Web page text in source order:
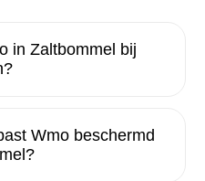
in Zaltbommel bij
Wmo beschermd